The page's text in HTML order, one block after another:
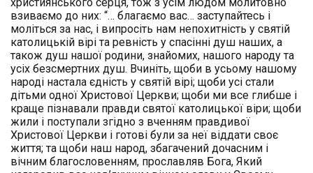
взиваємо до них: “… благаємо вас… заступайтесь і
моліться за нас, і випросіть нам непохитність у святій
католицькій вірі та ревність у спасінні душ наших, а
також душ нашої родини, знайомих, нашого народу та
усіх безсмертних душ. Вчиніть, щоби в усьому нашому
народі настала єдність у святій вірі; щоби усі стали
дітьми одної Христової Церкви; щоби ми все глибше і
краще пізнавали правди святої католицької віри; щоби
жили і поступали згідно з вченням правдивої
Христової Церкви і готові були за неї віддати своє
життя; та щоби наш народ, збагачений дочасним і
вічним благословенням, прославляв Бога, Який